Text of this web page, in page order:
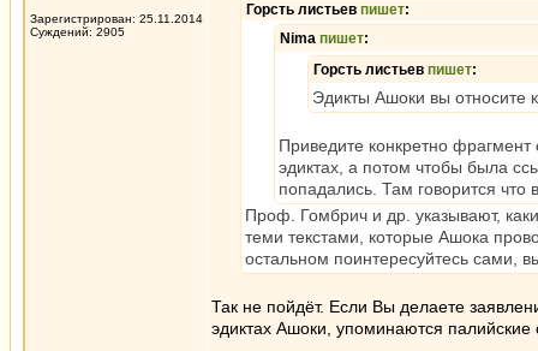
Зарегистрирован: 25.11.2014
Суждений: 2905
Горсть листьев пишет:
Nima пишет:
Горсть листьев пишет:
Эдикты Ашоки вы относите
Приведите конкретно фрагмент
эдиктах, а потом чтобы была
попадались. Там говорится
Проф. Гомбрич и др. указывают,
теми текстами, которые Ашока
остальном поинтересуйтесь сами,
Так не пойдёт. Если Вы делаете
эдиктах Ашоки, упоминаются палийские